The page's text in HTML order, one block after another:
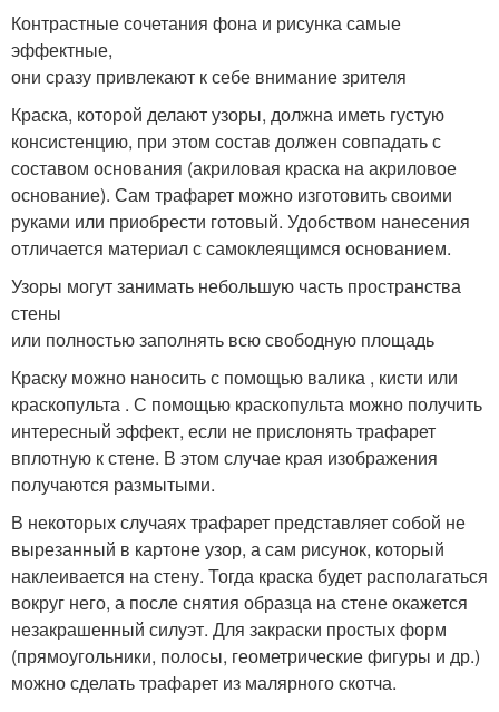
Контрастные сочетания фона и рисунка самые
эффектные,
они сразу привлекают к себе внимание зрителя
Краска, которой делают узоры, должна иметь густую
консистенцию, при этом состав должен совпадать с
составом основания (акриловая краска на акриловое
основание). Сам трафарет можно изготовить своими
руками или приобрести готовый. Удобством нанесения
отличается материал с самоклеящимся основанием.
Узоры могут занимать небольшую часть пространства
стены
или полностью заполнять всю свободную площадь
Краску можно наносить с помощью валика , кисти или
краскопульта . С помощью краскопульта можно получить
интересный эффект, если не прислонять трафарет
вплотную к стене. В этом случае края изображения
получаются размытыми.
В некоторых случаях трафарет представляет собой не
вырезанный в картоне узор, а сам рисунок, который
наклеивается на стену. Тогда краска будет располагаться
вокруг него, а после снятия образца на стене окажется
незакрашенный силуэт. Для закраски простых форм
(прямоугольники, полосы, геометрические фигуры и др.)
можно сделать трафарет из малярного скотча.